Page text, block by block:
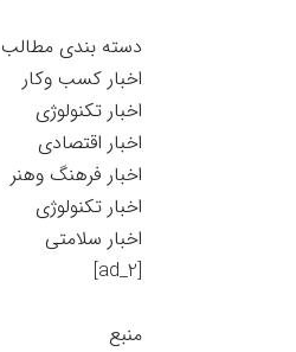
دسته بندی مطالب
اخبار کسب وکار
اخبار تکنولوژی
اخبار اقتصادی
اخبار فرهنگ وهنر
اخبار تکنولوژی
اخبار سلامتی
[ad_2]
منبع